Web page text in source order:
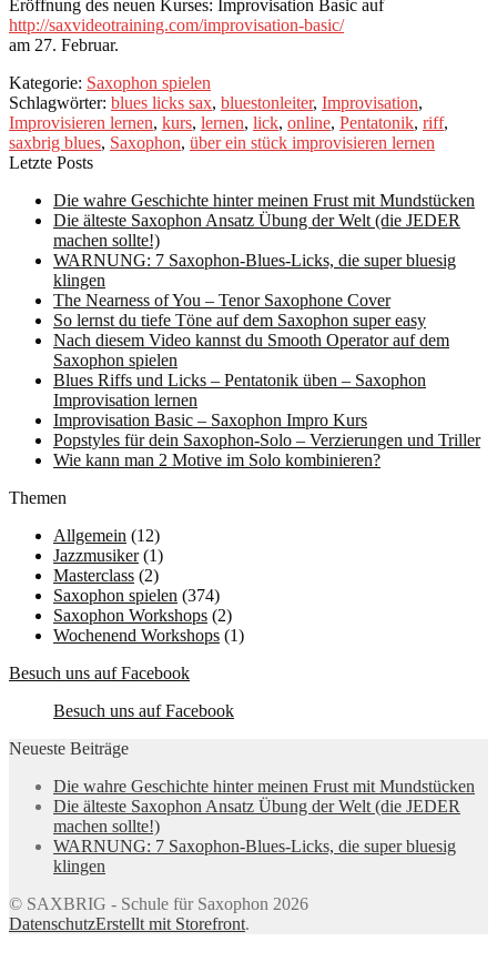
Eröffnung des neuen Kurses: Improvisation Basic auf
http://saxvideotraining.com/improvisation-basic/
am 27. Februar.
Kategorie: Saxophon spielen
Schlagwörter: blues licks sax, bluestonleiter, Improvisation,
Improvisieren lernen, kurs, lernen, lick, online, Pentatonik, riff,
saxbrig blues, Saxophon, über ein stück improvisieren lernen
Letzte Posts
Die wahre Geschichte hinter meinen Frust mit Mundstücken
Die älteste Saxophon Ansatz Übung der Welt (die JEDER
machen sollte!)
WARNUNG: 7 Saxophon-Blues-Licks, die super bluesig
klingen
The Nearness of You – Tenor Saxophone Cover
So lernst du tiefe Töne auf dem Saxophon super easy
Nach diesem Video kannst du Smooth Operator auf dem
Saxophon spielen
Blues Riffs und Licks – Pentatonik üben – Saxophon
Improvisation lernen
Improvisation Basic – Saxophon Impro Kurs
Popstyles für dein Saxophon-Solo – Verzierungen und Triller
Wie kann man 2 Motive im Solo kombinieren?
Themen
Allgemein (12)
Jazzmusiker(1)
Masterclass (2)
Saxophon spielen (374)
Saxophon Workshops (2)
Wochenend Workshops (1)
Besuch uns auf Facebook
Besuch uns auf Facebook
Neueste Beiträge
Die wahre Geschichte hinter meinen Frust mit Mundstücken
Die älteste Saxophon Ansatz Übung der Welt (die JEDER
machen sollte!)
WARNUNG: 7 Saxophon-Blues-Licks, die super bluesig
klingen
© SAXBRIG - Schule für Saxophon 2026
DatenschutzErstellt mit Storefront.